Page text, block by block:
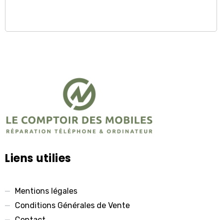
Liens utilies
Mentions légales
Conditions Générales de Vente